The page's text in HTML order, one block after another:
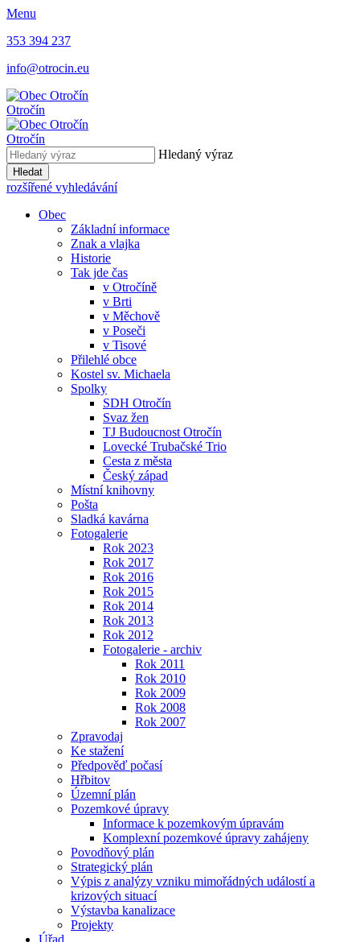
Menu
353 394 237
info@otrocin.eu
Otročín
Otročín
Hledaný výraz
Hledat
rozšířené vyhledávání
Obec
Základní informace
Znak a vlajka
Historie
Tak jde čas
v Otročíně
v Brti
v Měchově
v Poseči
v Tisové
Přilehlé obce
Kostel sv. Michaela
Spolky
SDH Otročín
Svaz žen
TJ Budoucnost Otročín
Lovecké Trubačské Trio
Cesta z města
Český západ
Místní knihovny
Pošta
Sladká kavárna
Fotogalerie
Rok 2023
Rok 2017
Rok 2016
Rok 2015
Rok 2014
Rok 2013
Rok 2012
Fotogalerie - archiv
Rok 2011
Rok 2010
Rok 2009
Rok 2008
Rok 2007
Zpravodaj
Ke stažení
Předpověď počasí
Hřbitov
Územní plán
Pozemkové úpravy
Informace k pozemkovým úpravám
Komplexní pozemkové úpravy zahájeny
Povodňový plán
Strategický plán
Výpis z analýzy vzniku mimořádných událostí a
krizových situací
Výstavba kanalizace
Projekty
Úřad